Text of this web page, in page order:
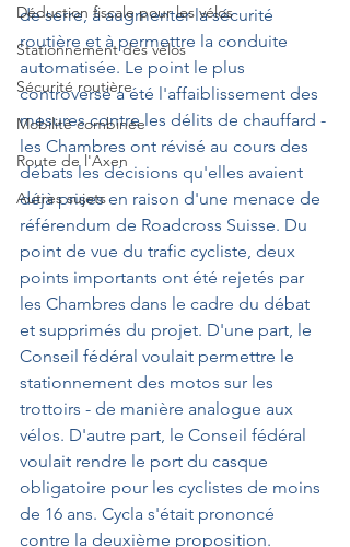
Déduction fiscale pour les vélos
Stationnement des vélos
Sécurité routière
Mobilité combinée
Route de l'Axen
Autres sujets
de serre, à augmenter la sécurité
routière et à permettre la conduite
automatisée. Le point le plus
controversé a été l'affaiblissement des
mesures contre les délits de chauffard -
les Chambres ont révisé au cours des
débats les décisions qu'elles avaient
déjà prises en raison d'une menace de
référendum de Roadcross Suisse. Du
point de vue du trafic cycliste, deux
points importants ont été rejetés par
les Chambres dans le cadre du débat
et supprimés du projet. D'une part, le
Conseil fédéral voulait permettre le
stationnement des motos sur les
trottoirs - de manière analogue aux
vélos. D'autre part, le Conseil fédéral
voulait rendre le port du casque
obligatoire pour les cyclistes de moins
de 16 ans. Cycla s'était prononcé
contre la deuxième proposition.